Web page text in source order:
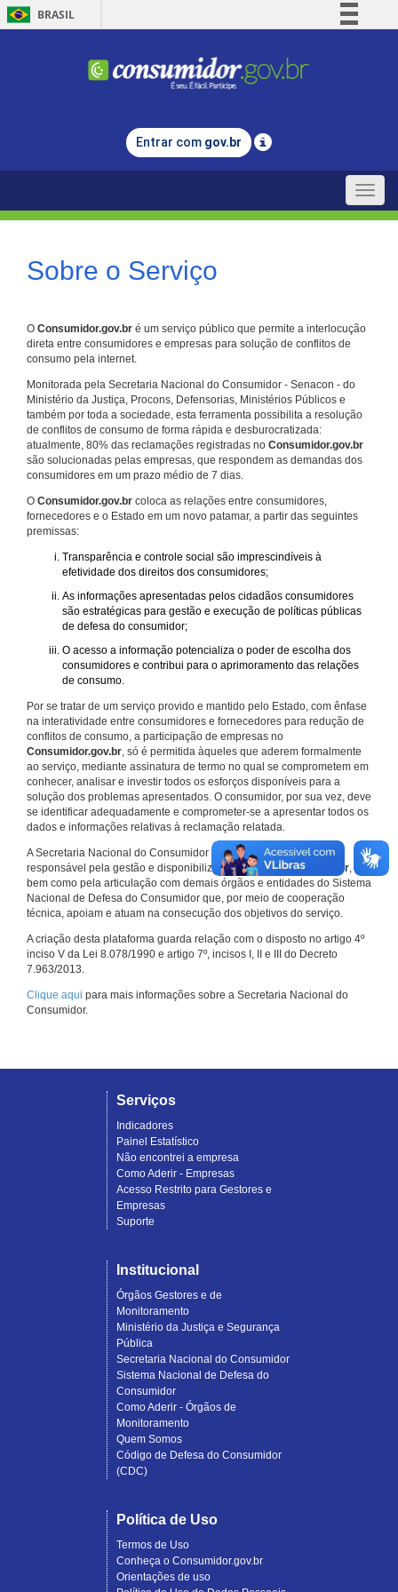
BRASIL
Comunica BR
Legislação
Entrar com gov.br
Toggle
Sobre o Serviço
O Consumidor.gov.br é um serviço público que permite a interlocução
direta entre consumidores e empresas para solução de conflitos de
consumo pela internet.
Monitorada pela Secretaria Nacional do Consumidor - Senacon - do
Ministério da Justiça, Procons, Defensorias, Ministérios Públicos e
também por toda a sociedade, esta ferramenta possibilita a resolução
de conflitos de consumo de forma rápida e desburocratizada:
atualmente, 80% das reclamações registradas no Consumidor.gov.br
são solucionadas pelas empresas, que respondem as demandas dos
consumidores em um prazo médio de 7 dias.
O Consumidor.gov.br coloca as relações entre consumidores,
fornecedores e o Estado em um novo patamar, a partir das seguintes
premissas:
Transparência e controle social são imprescindíveis à
efetividade dos direitos dos consumidores;
As informações apresentadas pelos cidadãos consumidores
são estratégicas para gestão e execução de políticas públicas
de defesa do consumidor;
O acesso a informação potencializa o poder de escolha dos
consumidores e contribui para o aprimoramento das relações
de consumo.
Por se tratar de um serviço provido e mantido pelo Estado, com ênfase
na interatividade entre consumidores e fornecedores para redução de
conflitos de consumo, a participação de empresas no
Consumidor.gov.br, só é permitida àqueles que aderem formalmente
ao serviço, mediante assinatura de termo no qual se comprometem em
conhecer, analisar e investir todos os esforços disponíveis para a
solução dos problemas apresentados. O consumidor, por sua vez, deve
se identificar adequadamente e comprometer-se a apresentar todos os
dados e informações relativas à reclamação relatada.
A Secretaria Nacional do Consumidor do Ministério da Justiça é a
responsável pela gestão e disponibilização doConsumidor.gov.br,
bem como pela articulação com demais órgãos e entidades do Sistema
Nacional de Defesa do Consumidor que, por meio de cooperação
técnica, apoiam e atuam na consecução dos objetivos do serviço.
A criação desta plataforma guarda relação com o disposto no artigo 4º
inciso V da Lei 8.078/1990 e artigo 7º, incisos I, II e III do Decreto
7.963/2013.
Clique aqui para mais informações sobre a Secretaria Nacional do
Consumidor.
Serviços
Indicadores
Painel Estatístico
Não encontrei a empresa
Como Aderir - Empresas
Acesso Restrito para Gestores e
Empresas
Suporte
Institucional
Órgãos Gestores e de
Monitoramento
Ministério da Justiça e Segurança
Pública
Secretaria Nacional do Consumidor
Sistema Nacional de Defesa do
Consumidor
Como Aderir - Órgãos de
Monitoramento
Quem Somos
Código de Defesa do Consumidor
(CDC)
Política de Uso
Termos de Uso
Conheça o Consumidor.gov.br
Orientações de uso